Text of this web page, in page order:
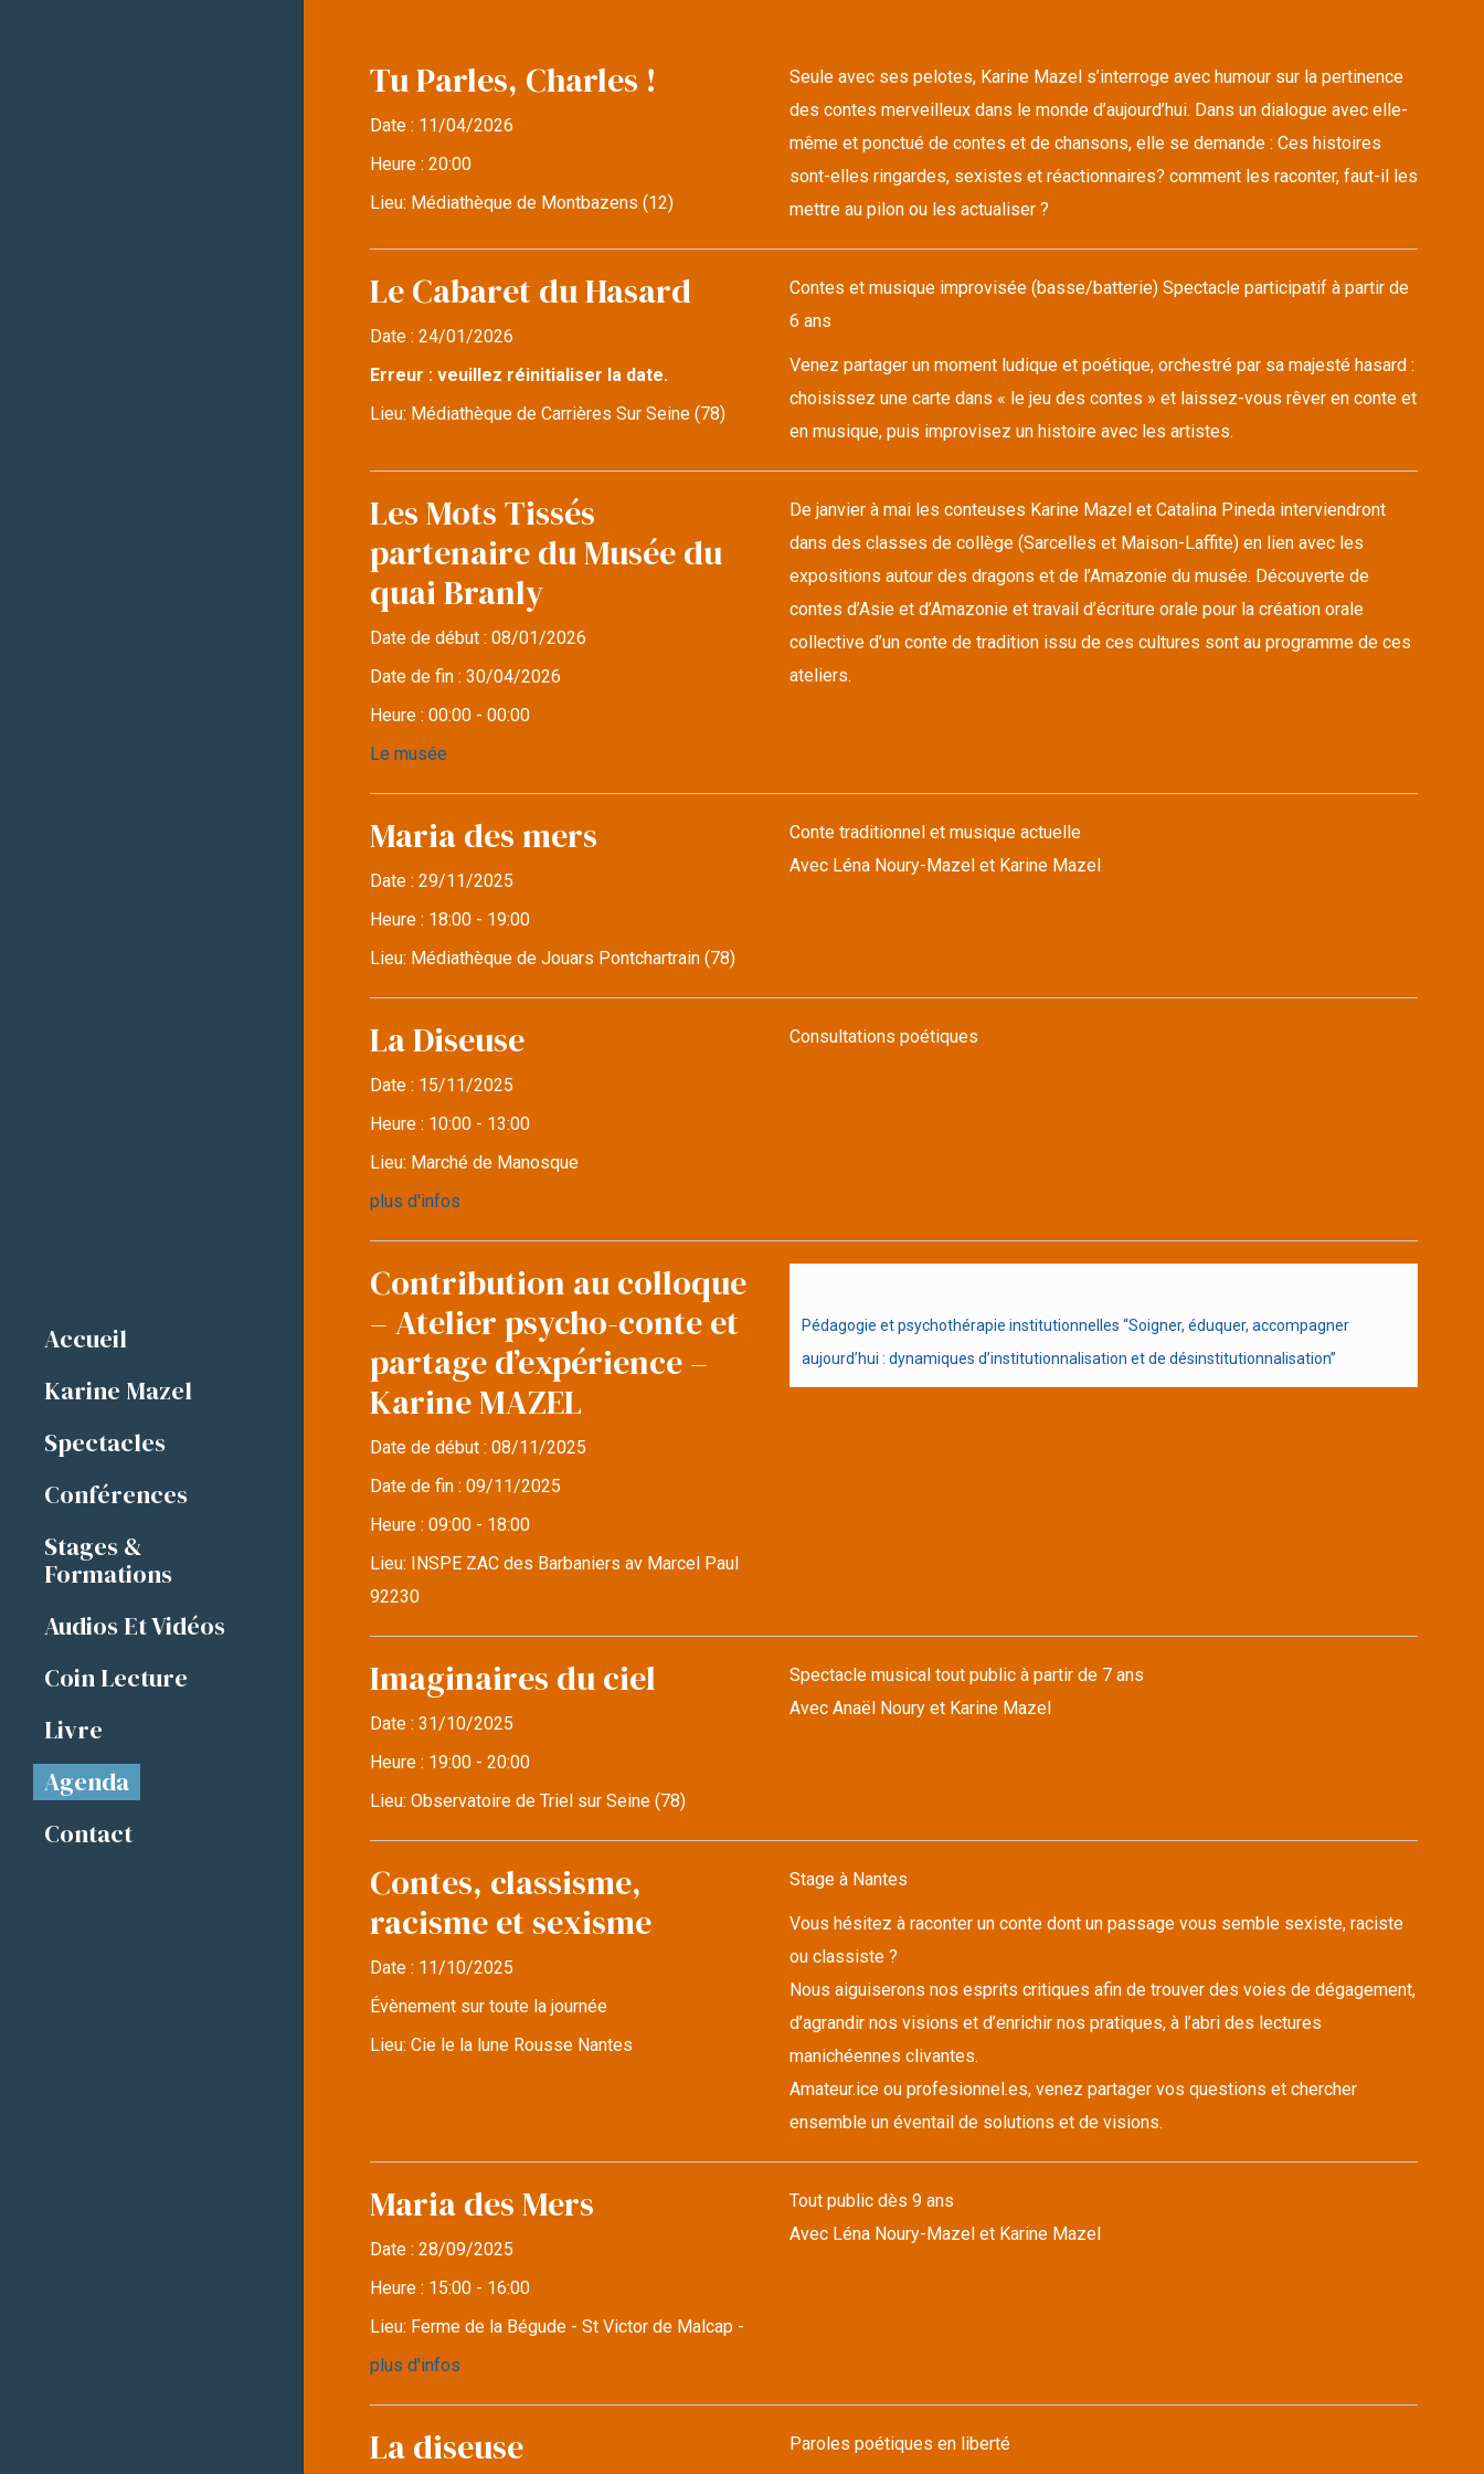
Accueil
Karine Mazel
Spectacles
Conférences
Stages &
Formations
Audios Et Vidéos
Coin Lecture
Livre
Agenda
Contact
Tu Parles, Charles !
Date : 11/04/2026
Heure :20:00
Lieu: Médiathèque de Montbazens (12)
Seule avec ses pelotes, Karine Mazel s’interroge avec humour sur la pertinence
des contes merveilleux dans le monde d’aujourd’hui. Dans un dialogue avec elle-
même et ponctué de contes et de chansons, elle se demande : Ces histoires
sont-elles ringardes, sexistes et réactionnaires? comment les raconter, faut-il les
mettre au pilon ou les actualiser ?
Le Cabaret du Hasard
Date :24/01/2026
Erreur : veuillez réinitialiser la date.
Lieu: Médiathèque de Carrières Sur Seine (78)
Contes et musique improvisée (basse/batterie) Spectacle participatif à partir de
6 ans
Venez partager un moment ludique et poétique, orchestré par sa majesté hasard :
choisissez une carte dans « le jeu des contes » et laissez-vous rêver en conte et
en musique, puis improvisez un histoire avec les artistes.
Les Mots Tissés
partenaire du Musée du
quai Branly
Date de début :08/01/2026
Date de fin :30/04/2026
Heure :00:00 - 00:00
Le musée
De janvier à mai les conteuses Karine Mazel et Catalina Pineda interviendront
dans des classes de collège (Sarcelles et Maison-Laffite) en lien avec les
expositions autour des dragons et de l’Amazonie du musée. Découverte de
contes d’Asie et d’Amazonie et travail d’écriture orale pour la création orale
collective d’un conte de tradition issu de ces cultures sont au programme de ces
ateliers.
Maria des mers
Date :29/11/2025
Heure : 18:00 - 19:00
Lieu: Médiathèque de Jouars Pontchartrain (78)
Conte traditionnel et musique actuelle
Avec Léna Noury-Mazel et Karine Mazel
La Diseuse
Date : 15/11/2025
Heure : 10:00 - 13:00
Lieu: Marché de Manosque
plus d'infos
Consultations poétiques
Contribution au colloque
– Atelier psycho-conte et
partage d’expérience –
Karine MAZEL
Date de début :08/11/2025
Date de fin :09/11/2025
Heure :09:00 - 18:00
Lieu:
INSPE ZAC des Barbaniers av Marcel Paul
92230
Pédagogie et psychothérapie institutionnelles “Soigner, éduquer, accompagner
aujourd’hui : dynamiques d’institutionnalisation et de désinstitutionnalisation”
Imaginaires du ciel
Date :31/10/2025
Heure : 19:00 - 20:00
Lieu:Observatoire de Triel sur Seine (78)
Spectacle musical tout public à partir de 7 ans
Avec Anaël Noury et Karine Mazel
Contes, classisme,
racisme et sexisme
Date : 11/10/2025
Évènement sur toute la journée
Lieu:Cie le la lune Rousse Nantes
Stage à Nantes
Vous hésitez à raconter un conte dont un passage vous semble sexiste, raciste
ou classiste ?
Nous aiguiserons nos esprits critiques afin de trouver des voies de dégagement,
d’agrandir nos visions et d’enrichir nos pratiques, à l’abri des lectures
manichéennes clivantes.
Amateur.ice ou profesionnel.es, venez partager vos questions et chercher
ensemble un éventail de solutions et de visions.
Maria des Mers
Date :28/09/2025
Heure : 15:00 - 16:00
Lieu: Ferme de la Bégude - St Victor de Malcap -
plus d'infos
Tout public dès 9 ans
Avec Léna Noury-Mazel et Karine Mazel
La diseuse Paroles poétiques en liberté